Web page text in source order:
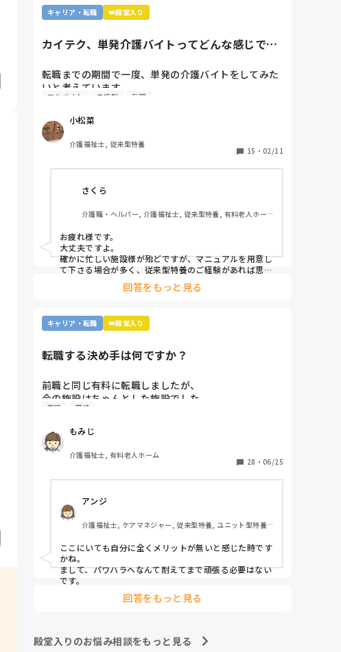
キャリア・転職 👑殿堂入り
カイテク、単発介護バイトってどんな感じです
転職までの期間で一度、単発の介護バイトをしてみた
いと考えています。
ですが単発バイトを求めてるってことはそれなりに忙
しい施設…経験ない足手まといはダメか…？など考え
てしまい、なかなか踏み出せずにいます。
もし経験ある方いらっしゃいましたら、どんな感じだ
ったか教えてください。
アルバイト 未経験 転職
小松菜
介護福祉士, 従来型特養
15 ・ 02/11
さくら
介護職・ヘルパー, 介護福祉士, 従来型特養, 有料老人ホー
介護, 初任者研修, 実務者研修, ユニット型特養, 障害者支援
施設
お疲れ様です。
大丈夫ですよ。
確かに忙しい施設様が殆どですが、マニュアルを用意し
て下さる場合が多く、従来型特養のご経験があれば思い
切って一度働かれる事をおすすめします。
施設様のレビューが書かれているので、参考になさると
回答をもっと見る
キャリア・転職 👑殿堂入り
転職する決め手は何ですか？
前職と同じ有料に転職しましたが、
今の施設はちゃんとした施設でした。
いつもご機嫌を伺うみたいなとこが
あり、機嫌が悪いと理不尽に叱られる
みたいなとこがあり凹んだりしてました。
戸惑い、仕事を覚えるのが大変でしたが、
介護の仕事だけに集中出来る今の職場は
有難いなと感謝しています。
皆さんの転職する決め手は何ですか？
あとこの場を借りてお礼を言わせて下さい。
以前アドバイス頂いた方本当にありがとう
施設 職場
もみじ
介護福祉士, 有料老人ホーム
28 ・ 06/25
アンジ
介護福祉士, ケアマネジャー, 従来型特養, ユニット型特養,
ここにいても自分に全くメリットが無いと感じた時です
かね。
まして、パワハラへなんて耐えてまで頑張る必要はない
です。
回答をもっと見る
殿堂入りのお悩み相談をもっと見る